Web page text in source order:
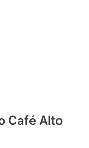
Café Alto